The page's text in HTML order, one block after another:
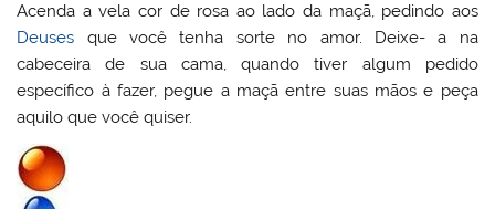
Acenda a vela cor de rosa ao lado da maçã, pedindo aos
Deuses que você tenha sorte no amor. Deixe- a na
cabeceira de sua cama, quando tiver algum pedido
específico à fazer, pegue a maçã entre suas mãos e peça
aquilo que você quiser.